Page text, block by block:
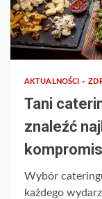
AKTUALNOŚCI
Tani
znaleźć
Wybór
każdego